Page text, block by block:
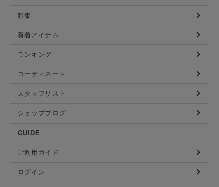
特集
新着アイテム
ランキング
コーディネート
スタッフリスト
ショップブログ
GUIDE
ご利用ガイド
ログイン